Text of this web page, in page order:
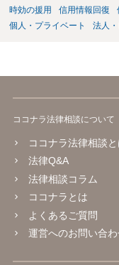
時効の援用
信用情報回復
個人・プライベート
法人
ココナラ法律相談について
ココナラ法律相談と
法律Q&A
法律相談コラム
ココナラとは
よくあるご質問
運営へのお問い合